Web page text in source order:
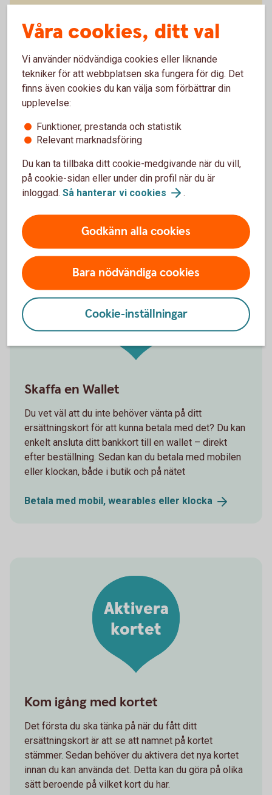
bankkort eller kreditkort?
Om du har ett bankkort står det ”Debit” på kortet och
på ett kreditkort står det "Credit”. Du ser det även
om du kollar i vår app eller Internetbanken. Kolla in
vilka kort vi har i dag.
Kort - upptäck vårakort
Tips!
Digital
plånbok
Skaffa en Wallet
Du vet väl att du inte behöver vänta på ditt
ersättningskort för att kunna betala med det? Du kan
enkelt ansluta ditt bankkort till en wallet – direkt
efter beställning. Sedan kan du betala med mobilen
eller klockan, både i butik och på nätet
Betala med mobil, wearables eller klocka
Aktivera
kortet
Kom igång med kortet
Det första du ska tänka på när du fått ditt
ersättningskort är att se att namnet på kortet
stämmer. Sedan behöver du aktivera det nya kortet
innan du kan använda det. Detta kan du göra på olika
sätt beroende på vilket kort du har.
Våra cookies, ditt val
Vi använder nödvändiga cookies eller liknande
tekniker för att webbplatsen ska fungera för dig. Det
finns även cookies du kan välja som förbättrar din
upplevelse:
Funktioner, prestanda och statistik
Relevant marknadsföring
Du kan ta tillbaka ditt cookie-medgivande när du vill,
på cookie-sidan eller under din profil när du är
inloggad. Så hanterar vi cookies .
Godkänn alla cookies
Bara nödvändiga cookies
Cookie-inställningar